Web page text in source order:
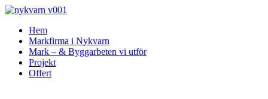
Skip
contentHem
Markfirma i Nykvarn
Mark – & Byggarbeten vi utför
Projekt
Offert